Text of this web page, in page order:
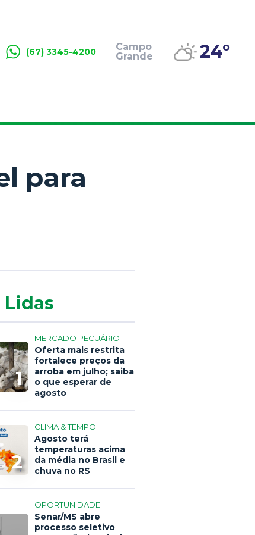
(67) 3345-4200
Campo
Grande
24º
para
Lidas
1
MERCADO PECUÁRIO
Oferta mais restrita
fortalece preços da
arroba em julho; saiba
o que esperar de
agosto
2
CLIMA & TEMPO
Agosto terá
temperaturas acima
da média no Brasil e
chuva no RS
OPORTUNIDADE
Senar/MS abre
processo seletivo